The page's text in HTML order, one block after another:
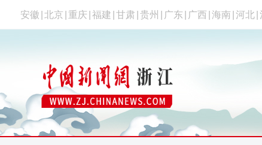
安徽 北京 重庆 福建 甘肃 贵州 广东 广西 海南 河北